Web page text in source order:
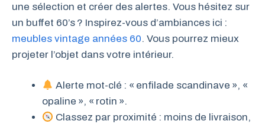
une sélection et créer des alertes. Vous hésitez sur
un buffet 60’s ? Inspirez-vous d’ambiances ici :
meubles vintage années 60. Vous pourrez mieux
projeter l’objet dans votre intérieur.
Alerte mot-clé : « enfilade scandinave », «
opaline », « rotin ».
Classez par proximité : moins de livraison,